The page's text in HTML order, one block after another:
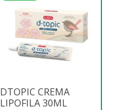
DTOPIC CREMA
LIPOFILA 30ML